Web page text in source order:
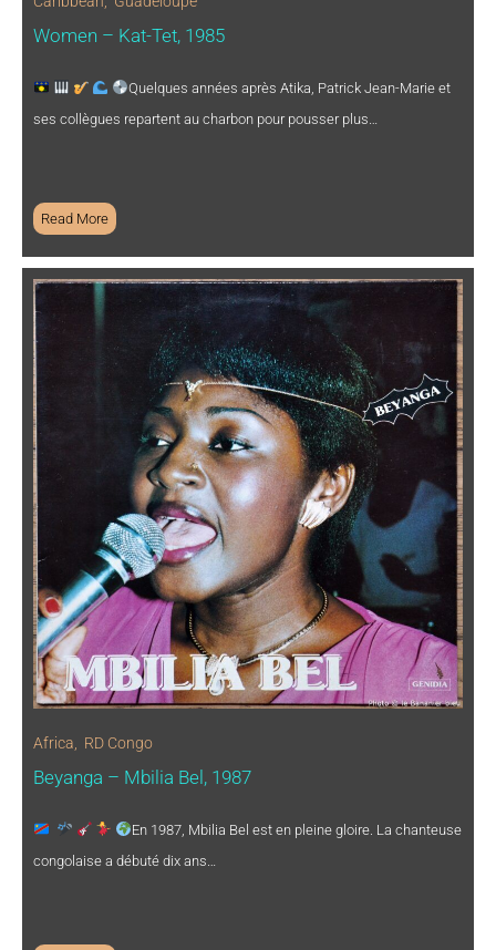
Women – Kat-Tet, 1985
Quelques années après Atika, Patrick Jean-Marie et
ses collègues repartent au charbon pour pousser plus…
Read More
Africa RD Congo
Beyanga – Mbilia Bel, 1987
En 1987, Mbilia Bel est en pleine gloire. La chanteuse
congolaise a débuté dix ans…